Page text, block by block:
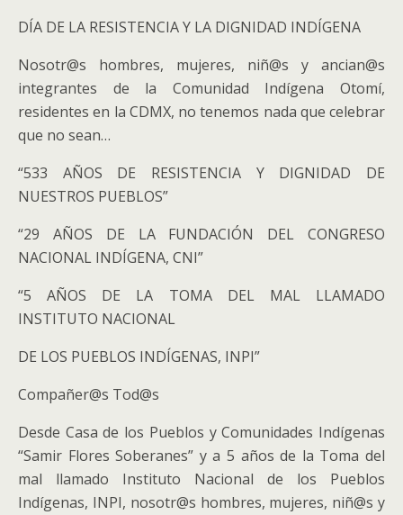
DÍA DE LA RESISTENCIA Y LA DIGNIDAD INDÍGENA
Nosotr@s hombres, mujeres, niñ@s y ancian@s
integrantes de la Comunidad Indígena Otomí,
residentes en la CDMX, no tenemos nada que celebrar
que no sean…
“533 AÑOS DE RESISTENCIA Y DIGNIDAD DE
NUESTROS PUEBLOS”
“29 AÑOS DE LA FUNDACIÓN DEL CONGRESO
NACIONAL INDÍGENA, CNI”
“5 AÑOS DE LA TOMA DEL MAL LLAMADO
INSTITUTO NACIONAL
DE LOS PUEBLOS INDÍGENAS, INPI”
Compañer@s Tod@s
Desde Casa de los Pueblos y Comunidades Indígenas
“Samir Flores Soberanes” y a 5 años de la Toma del
mal llamado Instituto Nacional de los Pueblos
Indígenas, INPI, nosotr@s hombres, mujeres, niñ@s y